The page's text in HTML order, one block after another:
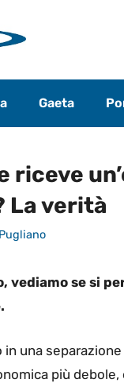
Gaeta
riceve
La verità
vediamo se si
una separazione
più debole,